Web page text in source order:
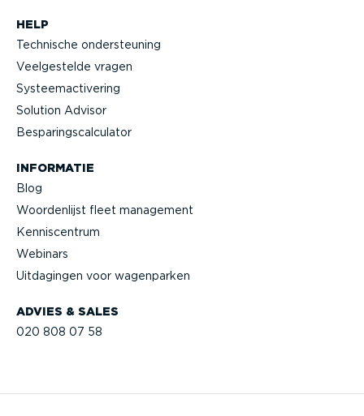
ADVIES & SALES
020 808 07 58
HELP
Technische onder­steuning
Veelge­stelde vragen
Systeem­ac­ti­vering
Solution Advisor
Bespa­rings­cal­cu­lator
INFORMATIE
Blog
Woorden­lijst fleet management
Kennis­centrum
Webinars
Uitdagingen voor wagenparken